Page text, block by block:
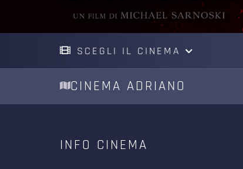
SCEGLI IL CINEMA
CINEMA ADRIANO
INFO CINEMA